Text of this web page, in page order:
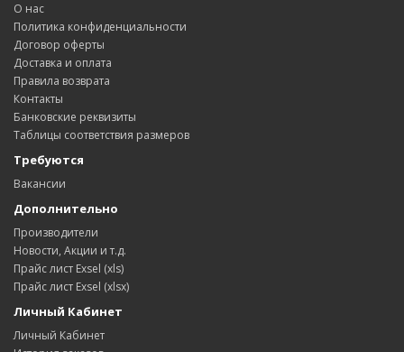
О нас
Политика конфиденциальности
Договор оферты
Доставка и оплата
Правила возврата
Контакты
Банковские реквизиты
Таблицы соответствия размеров
Требуются
Вакансии
Дополнительно
Производители
Новости, Акции и т.д.
Прайс лист Exsel (xls)
Прайс лист Exsel (xlsx)
Личный Кабинет
Личный Кабинет